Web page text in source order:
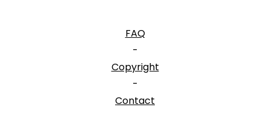
FAQ
-
Copyright
-
Contact